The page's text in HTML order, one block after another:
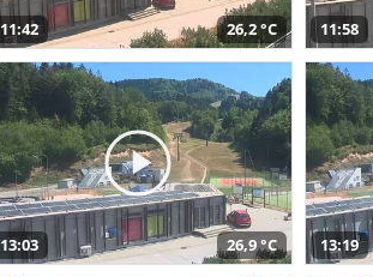
11:42 26,2 °C 11:58
13:03 26,9 °C 13:19